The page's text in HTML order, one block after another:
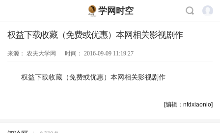
学网时空
权益下载收藏（免费或优惠）本网相关影视剧作
来源： 农夫大学网 时间： 2016-09-09 11:19:27
权益下载收藏（免费或优惠）本网相关影视剧作
[编辑：nfdxiaonio]